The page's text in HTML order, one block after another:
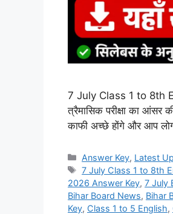
7 July Class 1 to 8th
त्रैमासिक परीक्षा का आंसर
काफी अच्छे होंगे और आप लोग
Categories
Answer Key, Latest
Tags
7 July Class 1 to 8th
2026 Answer Key, 7 July
Bihar Board News, Bihar
Key, Class 1 to 5 English,